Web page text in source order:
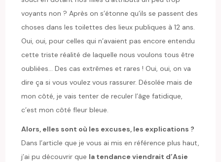
voyants non ? Après on s’étonne qu’ils se passent des
choses dans les toilettes des lieux publiques à 12 ans.
Oui, oui, pour celles qui n’avaient pas encore entendu
cette triste réalité de laquelle nous voulons tous être
oubliées… Des cas extrêmes et rares ! Oui, oui, on va
dire ça si vous voulez vous rassurer. Désolée mais de
mon côté, je vais tenter de reculer l’âge fatidique,
c’est mon côté fleur bleue.
Alors, elles sont où les excuses, les explications ?
Dans l’article que je vous ai mis en référence plus haut,
j’ai pu découvrir que la tendance viendrait d’Asie